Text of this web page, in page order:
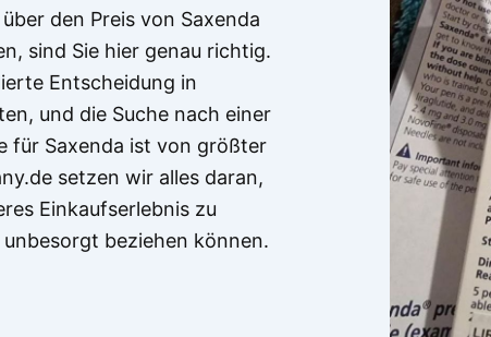
den Preis von Saxenda
sind Sie hier genau richtig.
Entscheidung in
und die Suche nach einer
für Saxenda ist von größter
setzen wir alles daran,
Einkaufserlebnis zu
beziehen können.